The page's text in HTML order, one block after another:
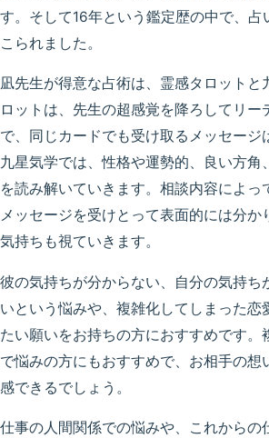
す。そして16年という鑑定歴の中で、占
こられました。
凪先生が得意な占術は、霊感タロットと
ロットは、先生の超感覚を降ろしてリー
で、同じカードでも受け取るメッセージ
九星気学では、性格や運勢的、良い方角
を読み解いていきます。相談内容によっ
メッセージを受けとって表面的には分か
気持ちも視ていきます。
彼の気持ちが分からない、自分の気持ち
いという悩みや、複雑化してしまった恋
たい願いをお持ちの方におすすめです。
で悩みの方にもおすすめで、お相手の想
感できるでしょう。
仕事の人間関係での悩みや、これからの